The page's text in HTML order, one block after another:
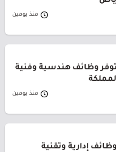
منذ يومين
وظائف هندسية وفنية
منذ يومين
إدارية وتقنية